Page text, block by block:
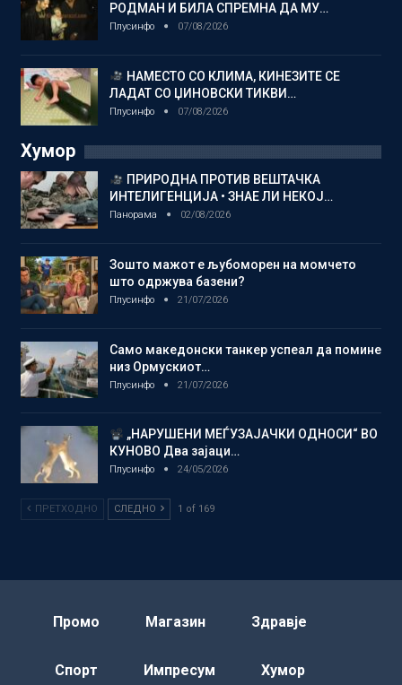
РОДМАН И БИЛА СПРЕМНА ДА МУ…
Плусинфо 07/08/2026
НАМЕСТО СО КЛИМА, КИНЕЗИТЕ СЕ
ЛАДАТ СО ЏИНОВСКИ ТИКВИ…
Плусинфо 07/08/2026
Хумор
ПРИРОДНА ПРОТИВ ВЕШТАЧКА
ИНТЕЛИГЕНЦИЈА • ЗНАЕ ЛИ НЕКОЈ…
Панорама 02/08/2026
Зошто мажот е љубоморен на момчето
што одржува базени?
Плусинфо 21/07/2026
Само македонски танкер успеал да помине
низ Ормускиот…
Плусинфо 21/07/2026
„НАРУШЕНИ МЕЃУЗАЈАЧКИ ОДНОСИ“ ВО
КУНОВО Два зајаци…
Плусинфо 24/05/2026
ПРЕТХОДНО СЛЕДНО 1 of 169
Промо Магазин Здравје
Спорт Импресум Хумор